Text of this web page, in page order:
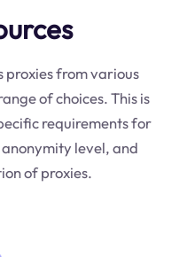
proxies from various
of choices. This is
requirements for
level, and
of proxies.